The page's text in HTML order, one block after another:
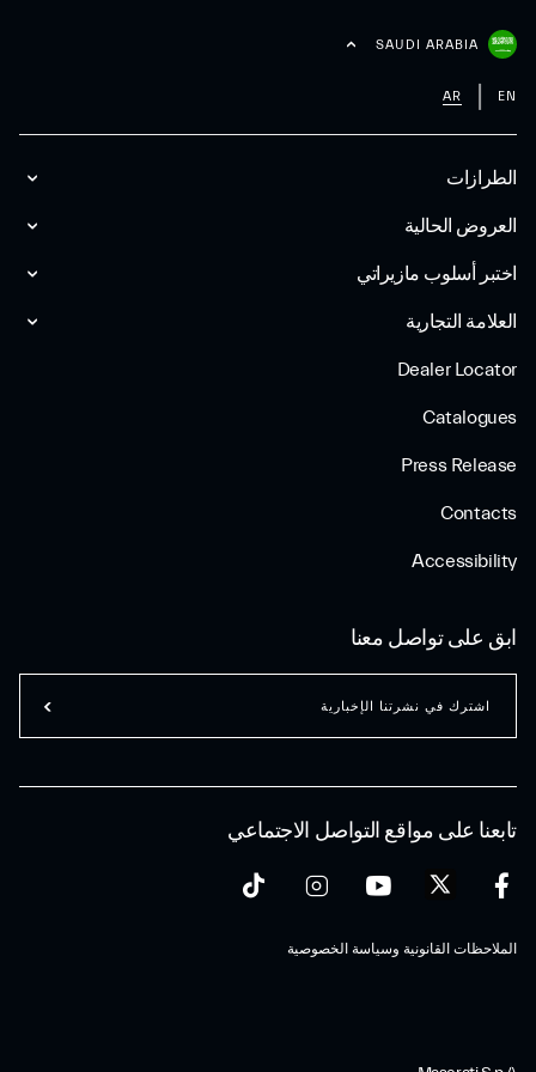
الطرازات
العروض الحالية
اختبر أسلوب مازیراتي
العلامة التجارية
Dealer Locator
Catalogues
Press Release
Contacts
Accessibility
SAUDI ARABIA
EN
AR
تابعنا على مواقع التواصل الاجتماعي
الملاحظات القانونية وسياسة الخصوصية
ابق على تواصل معنا
اشترك في نشرتنا الإخبارية